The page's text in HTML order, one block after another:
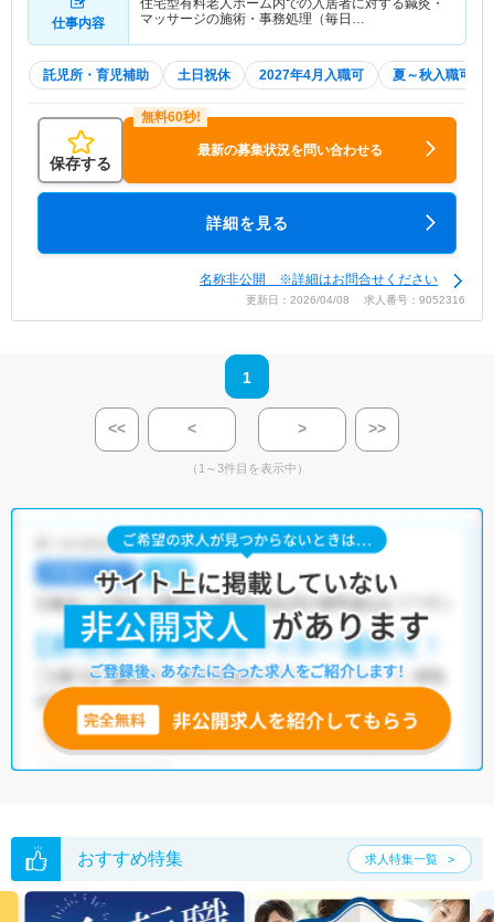
仕事内容
住宅型有料老人ホーム内での入居者に対する鍼灸・
マッサージの施術・事務処理（毎日…
託児所・育児補助 土日祝休 2027年4月入職可 夏～秋入職可
保存する
最新の募集状況を問い合わせる
詳細を見る
名称非公開 ※詳細はお問合せください
更新日：2026/04/08 求人番号：9052316
1
<< < > >>
（1～3件目を表示中）
おすすめ特集 求人特集一覧